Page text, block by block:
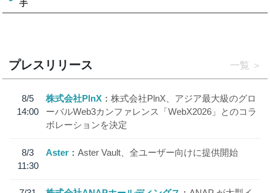
手
プレスリリース 一覧
8/5
14:00
株式会社PlnX
株式会社PlnX、アジア最大級のグロ
ーバルWeb3カンファレンス「WebX2026」とのコラ
ボレーションを決定
8/3
11:30
Aster Aster Vault、全ユーザー向けに提供開始